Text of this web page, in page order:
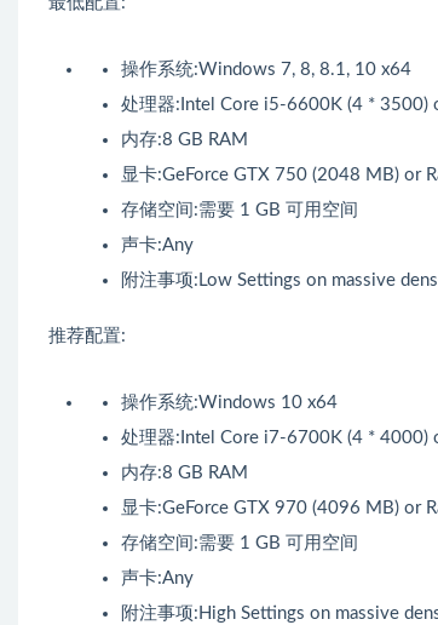
操作系统:Windows 7, 8, 8.1, 10 x64
处理器:Intel Core i5-6600K (4 * 3500)
内存:8 GB RAM
显卡:GeForce GTX 750 (2048 MB) or
存储空间:需要 1 GB 可用空间
声卡:Any
附注事项:Low Settings on massive
推荐配置:
操作系统:Windows 10 x64
处理器:Intel Core i7-6700K (4 * 4000)
内存:8 GB RAM
显卡:GeForce GTX 970 (4096 MB) or
存储空间:需要 1 GB 可用空间
声卡:Any
附注事项:High Settings on massive